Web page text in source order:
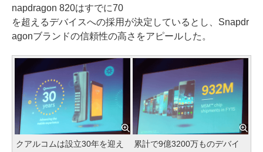
napdragon 820はすでに70
を超えるデバイスへの採用が決定しているとし、Snapdr
agonブランドの信頼性の高さをアピールした。
クアルコムは設立30年を迎え
累計で9億3200万ものデバイ